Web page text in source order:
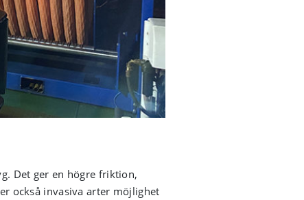
Det ger en högre friktion,
också invasiva arter möjlighet